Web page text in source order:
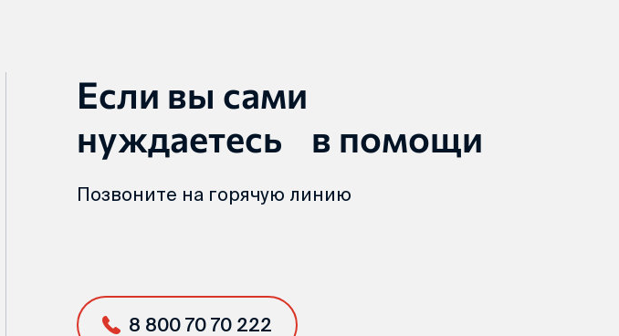
Если вы сами
нуждаетесь в помощи
Позвоните на горячую линию
8 800 70 70 222